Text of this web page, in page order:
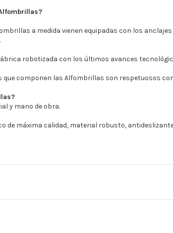
a medida vienen equipadas con los
robotizada con los últimos avances
que componen las Alfombrillas son respetuosos
y mano de obra.
de máxima calidad, material robusto,